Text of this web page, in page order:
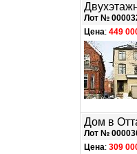
Лот №
Цена: 449
Дом в
Лот №
Цена: 309